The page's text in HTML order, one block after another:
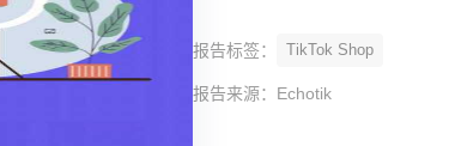
报告标签： TikTok Shop
报告来源： Echotik